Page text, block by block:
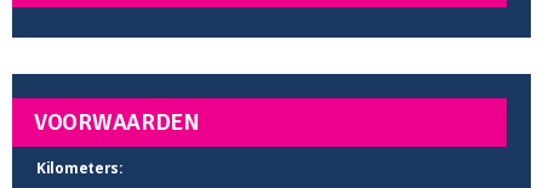
VOORWAARDEN
Kilometers: